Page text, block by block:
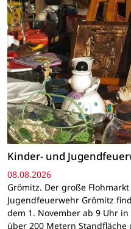
Kinder- und
08.08.2026
Grömitz. Der große
Jugendfeuerwehr Grömitz
dem 1. November ab 9 Uhr
über 200 Metern